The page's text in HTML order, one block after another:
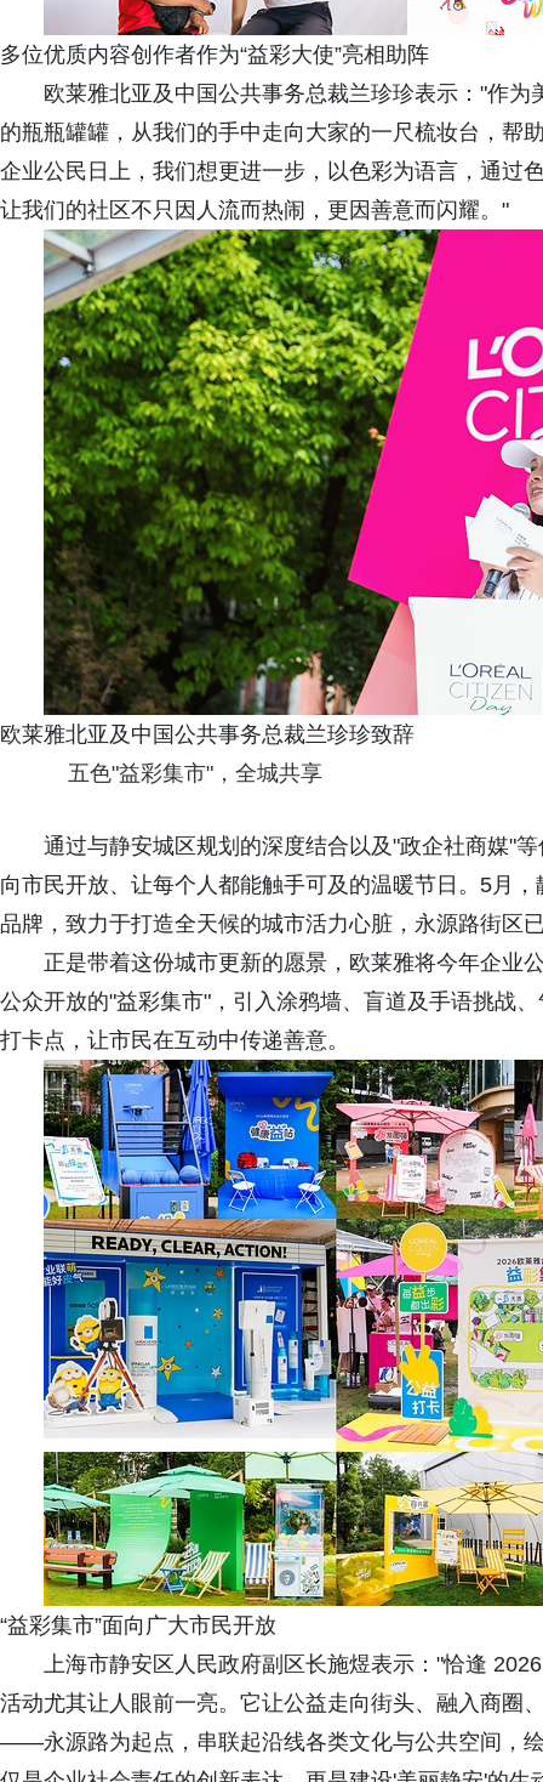
多位优质内容创作者作为“益彩大使”亮相助阵
欧莱雅北亚及中国公共事务总裁兰珍珍表示："作
的瓶瓶罐罐，从我们的手中走向大家的一尺梳妆台，帮
企业公民日上，我们想更进一步，以色彩为语言，通过
让我们的社区不只因人流而热闹，更因善意而闪耀。"
欧莱雅北亚及中国公共事务总裁兰珍珍致辞
五色"益彩集市"，全城共享
通过与静安城区规划的深度结合以及"政企社商媒"
向市民开放、让每个人都能触手可及的温暖节日。5月
品牌，致力于打造全天候的城市活力心脏，永源路街区
正是带着这份城市更新的愿景，欧莱雅将今年企业
公众开放的"益彩集市"，引入涂鸦墙、盲道及手语挑战
打卡点，让市民在互动中传递善意。
“益彩集市”面向广大市民开放
上海市静安区人民政府副区长施煜表示："恰逢
活动尤其让人眼前一亮。它让公益走向街头、融入商圈
——永源路为起点，串联起沿线各类文化与公共空间，